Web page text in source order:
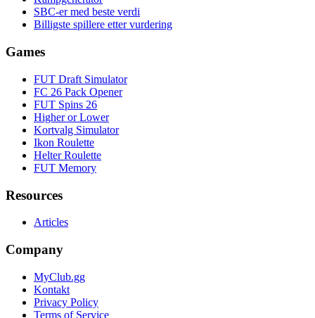
SBC-er med beste verdi
Billigste spillere etter vurdering
Games
FUT Draft Simulator
FC 26 Pack Opener
FUT Spins 26
Higher or Lower
Kortvalg Simulator
Ikon Roulette
Helter Roulette
FUT Memory
Resources
Articles
Company
MyClub.gg
Kontakt
Privacy Policy
Terms of Service